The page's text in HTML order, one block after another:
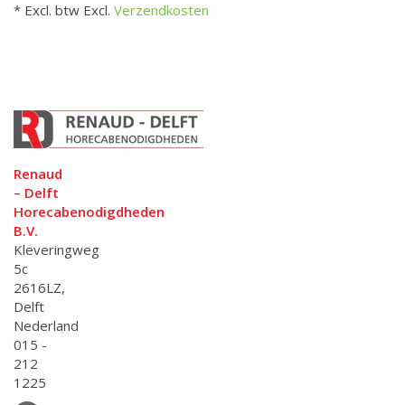
* Excl. btw Excl. Verzendkosten
Renaud
– Delft
Horecabenodigdheden
B.V.
Kleveringweg
5c
2616LZ,
Delft
Nederland
015 -
212
1225